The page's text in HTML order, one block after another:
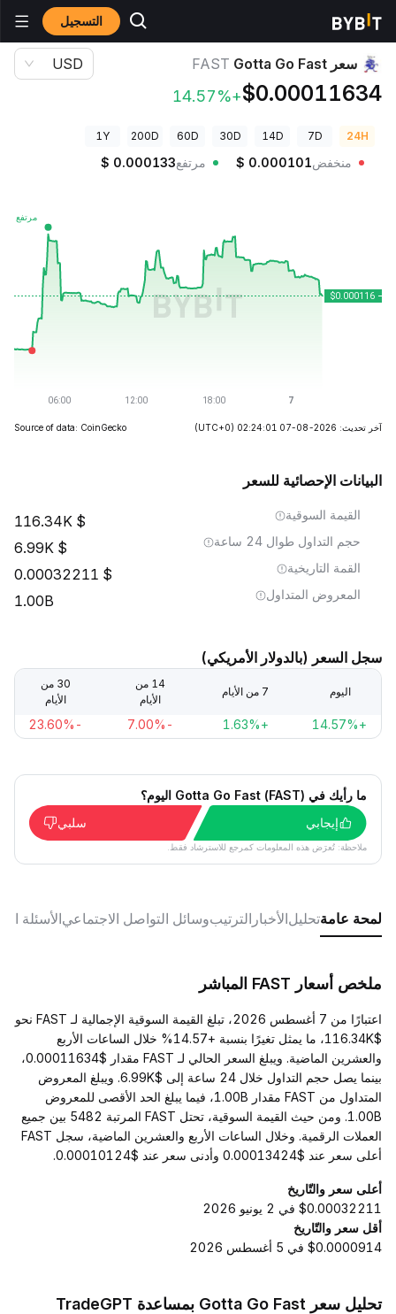
التسجيل أسعار العملات الرقمية
سعر Gotta Go Fast FAST
$0.00011634
+14.57%
USD
24H
7D
14D
30D
60D
200D
1Y
منخفض $ 0.000101 مرتفع $ 0.000133
آخر تحديث: 2026-08-07 02:24:01 (UTC+0)
Source of data: CoinGecko
البيانات الإحصائية للسعر
القيمة السوقية 116.34K
حجم التداول طوال 24 ساعة 6.99K
القمة التاريخية 0.00032211
المعروض المتداول 1.00B
سجل السعر (بالدولار الأمريكي)
اليوم 7 من الأيام
14 من
الأيام
30 من
الأيام
+14.57%
+1.63%
-7.00%
-23.60%
ما رأيك في Gotta Go Fast (FAST) اليوم؟
إيجابي
سلبي
ملاحظة: تُعرَض هذه المعلومات كمرجع للاسترشاد فقط.
لمحة عامةتحليلالأخبار الترتيبوسائل التواصل الاجتماعيالأسئلة
ملخص أسعار FAST المباشر
اعتبارًا من 7 أغسطس 2026، تبلغ القيمة السوقية الإجمالية لـ FAST نحو
$116.34K، ما يمثل تغيرًا بنسبة +14.57% خلال الساعات الأربع
والعشرين الماضية. ويبلغ السعر الحالي لـ FAST مقدار $0.00011634،
بينما يصل حجم التداول خلال 24 ساعة إلى $6.99K. ويبلغ المعروض
المتداول من FAST مقدار 1.00B، فيما يبلغ الحد الأقصى للمعروض
1.00B. ومن حيث القيمة السوقية، تحتل FAST المرتبة 5482 بين جميع
العملات الرقمية. وخلال الساعات الأربع والعشرين الماضية، سجل FAST
أعلى سعر عند $0.00013424 وأدنى سعر عند $0.00010124.
أعلى سعر والتّاريخ
$0.00032211 في 2 يونيو 2026
أقل سعر والتّاريخ
$0.0000914 في 5 أغسطس 2026
تحليل سعر Gotta Go Fast بمساعدة TradeGPT